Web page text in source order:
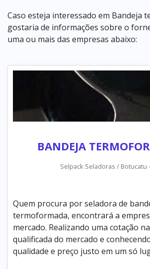
Caso esteja interessado em Bandeja
gostaria de informações sobre o
uma ou mais das empresas abaixo:
BANDEJA
Selpack Seladoras / Botucatu
Quem procura por seladora de
termoformada, encontrará a
mercado. Realizando uma cotação
qualificada do mercado e
qualidade e preço justo em um só